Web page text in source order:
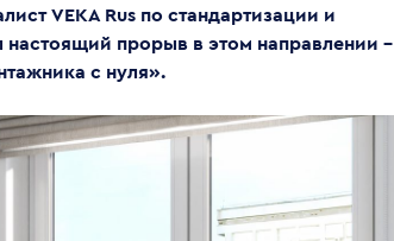
VEKA Rus по стандартизации и
прорыв в этом направлении –
с нуля».